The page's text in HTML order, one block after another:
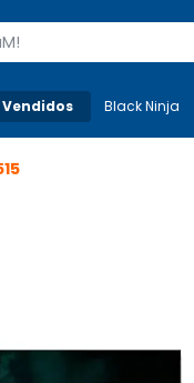
Mais-v-
Black Ninja